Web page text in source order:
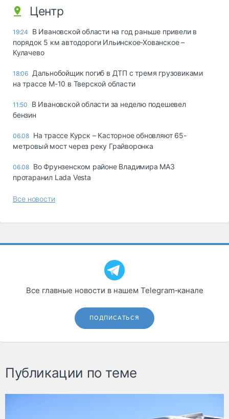
Центр
19:24
В Ивановской области на год раньше привели в
порядок 5 км автодороги Ильинское-Хованское –
Кулачево
18:06 Дальнобойщик погиб в ДТП с тремя грузовиками
на трассе М-10 в Тверской области
11:50
В Ивановской области за неделю подешевел
бензин
06.08 На трассе Курск – Касторное обновляют 65-
метровый мост через реку Грайворонка
06.08 Во Фрунзенском районе Владимира МАЗ
протаранил Lada Vesta
Все новости
Все главные новости в нашем Telegram‑канале
ПОДПИСАТЬСЯ
Публикации по теме